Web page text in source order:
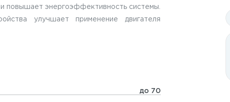
повышает энергоэффективность системы.
улучшает применение двигателя
до 70